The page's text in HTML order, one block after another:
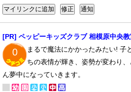
[PR] ペッピーキッズクラブ 相模原中央
0
まるで魔法にかかったみたい! 子
ちの表情が輝き、姿勢が変わり
ん夢中になっていきます。